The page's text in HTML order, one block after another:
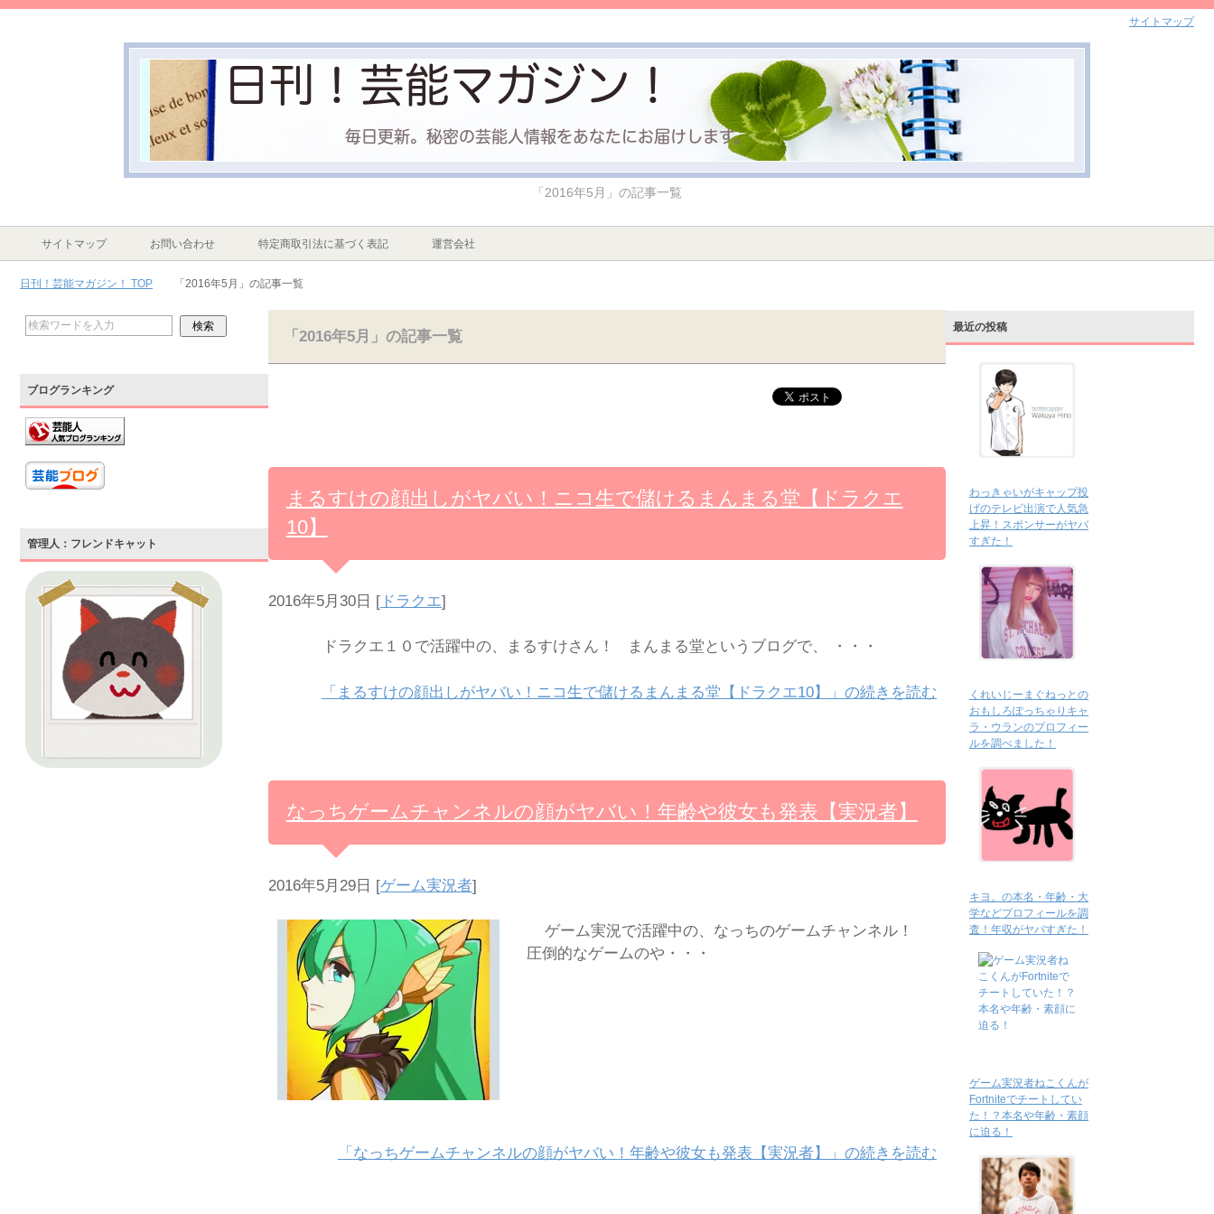
「2016年5月」の記事一覧
サイトマップ お問い合わせ 特定商取引法に基づく表記 運営会社
日刊！芸能マガジン！ TOP 「2016年5月」の記事一覧
「2016年5月」の記事一覧
まるすけの顔出しがヤバい！ニコ生で儲けるまんまる堂【ドラクエ
10】
2016年5月30日 [ ドラクエ]
ドラクエ１０で活躍中の、まるすけさん！ まんまる堂というブログで、 ・・・
「まるすけの顔出しがヤバい！ニコ生で儲けるまんまる堂【ドラクエ10】」の続きを読む
なっちゲームチャンネルの顔がヤバい！年齢や彼女も発表【実況者】
2016年5月29日 [ゲーム実況者]
ゲーム実況で活躍中の、なっちのゲームチャンネル！
圧倒的なゲームのや・・・
「なっちゲームチャンネルの顔がヤバい！年齢や彼女も発表【実況者】」の続きを読む
ブログランキング
管理人：フレンドキャット
最近の投稿
わっきゃいがキャップ投
げのテレビ出演で人気急
上昇！スポンサーがヤバ
すぎた！
くれいじーまぐねっとの
おもしろぽっちゃりキャ
ラ・ウランのプロフィー
ルを調べました！
キヨ。の本名・年齢・大
学などプロフィールを調
査！年収がヤバすぎた！
ゲーム実況者ねこくんが
Fortniteでチートしてい
た！？本名や年齢・素顔
に迫る！
サイトマップ